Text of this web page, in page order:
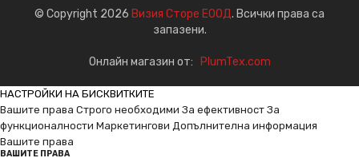
© Copyright 2026 Визия Сторе ЕООД. Всички права са
запазени.
Онлайн магазин от: PlumTex.com
НАСТРОЙКИ НА БИСКВИТКИТЕ
Вашите права Строго необходими За ефективност За
функционалности Маркетингови Допълнителна информация
Вашите права
ВАШИТЕ ПРАВА